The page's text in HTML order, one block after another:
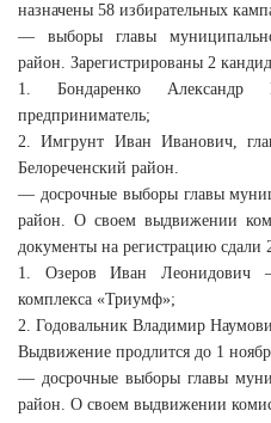
назначены 58 избирательных
— выборы главы
район. Зарегистрированы 2
1. Бондаренко Александр
предприниматель;
2. Имгрунт Иван Иванович,
Белореченский район.
— досрочные выборы главы
район. О своем выдвижении
документы на регистрацию сдали
1. Озеров Иван Леонидович –
комплекса «Триумф»;
2. Годовальник Владимир
Выдвижение продлится до 1
— досрочные выборы главы
район. О своем выдвижении